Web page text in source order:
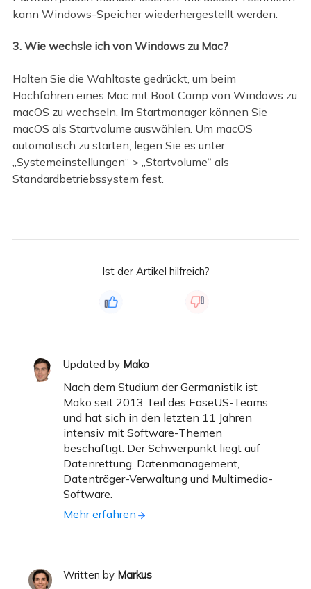
kann Windows-Speicher wiederhergestellt werden.
3. Wie wechsle ich von Windows zu Mac?
Halten Sie die Wahltaste gedrückt, um beim
Hochfahren eines Mac mit Boot Camp von Windows zu
macOS zu wechseln. Im Startmanager können Sie
macOS als Startvolume auswählen. Um macOS
automatisch zu starten, legen Sie es unter
„Systemeinstellungen“ > „Startvolume“ als
Standardbetriebssystem fest.
Ist der Artikel hilfreich?
Updated by Mako
Nach dem Studium der Germanistik ist
Mako seit 2013 Teil des EaseUS-Teams
und hat sich in den letzten 11 Jahren
intensiv mit Software-Themen
beschäftigt. Der Schwerpunkt liegt auf
Datenrettung, Datenmanagement,
Datenträger-Verwaltung und Multimedia-
Software.
Mehr erfahren
Written by Markus